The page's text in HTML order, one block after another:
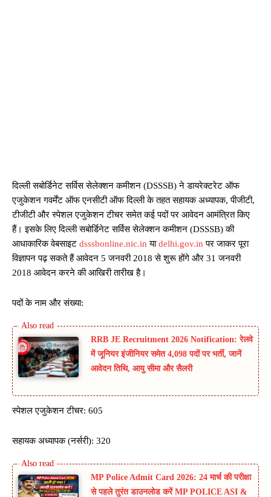
दिल्ली सबोर्डिनेट सर्विस सेलेक्शन कमीशन (DSSSB) ने डायरेक्टरेट ऑफ
एजुकेशन गवर्मेंट ऑफ एनसीटी ऑफ दिल्ली के तहत सहायक अध्यापक, पीजीटी,
टीजीटी और स्पेशल एजुकेशन टीचर समेत कई पदों पर आवेदन आमंत्रित किए
हैं। इसके लिए दिल्ली सबोर्डिनेट सर्विस सेलेक्शन कमीशन (DSSSB) की
आधाकारिक वेबसाइट dsssbonline.nic.in याdelhi.gov.in पर जाकर पूरा
विज्ञापन पढ़ सकते हैं आवेदन 5 जनवरी 2018 से शुरू होंगे और 31 जनवरी
2018 आवेदन करने की आखिरी तारीख है।
पदों के नाम और संख्या:
RRB JE Recruitment 2026 Notification: रेलवे
में जूनियर इंजीनियर समेत 4,098 पदों पर भर्ती, जानें
आवेदन तिथि, आयु सीमा और सैलरी
स्पेशल एजुकेशन टीचर: 605
सहायक अध्यापक (नर्सरी): 320
MP Police Admit Card 2026: 24 मार्च की परीक्षा
से पहले तुरंत डाउनलोड करें MP POLICE ASI &